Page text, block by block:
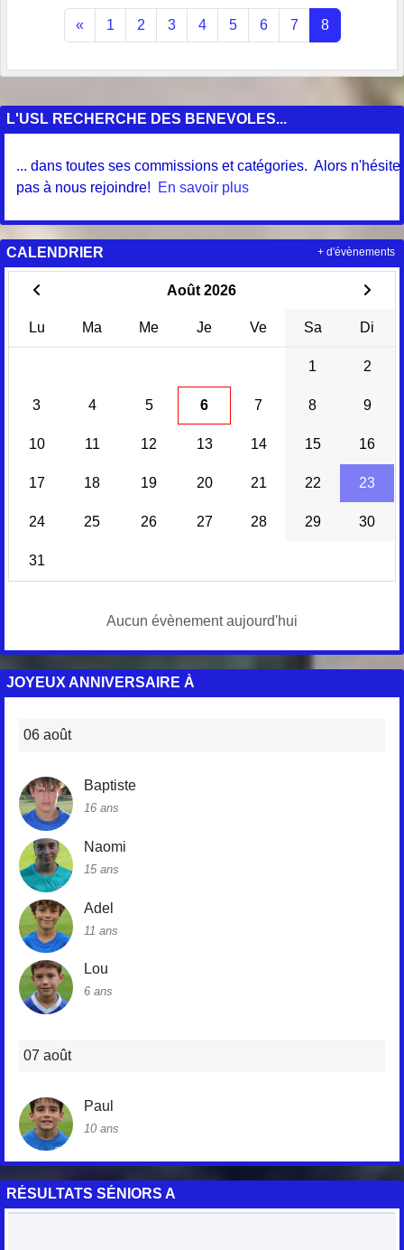
« 1 2 3 4 5 6 7 8
L'USL RECHERCHE DES BENEVOLES...
dans toutes ses commissions et catégories. Alors n'hésitez
à nous rejoindre! En savoir plus
CALENDRIER
Août 2026
Lu Ma Me Je Ve Sa Di
1 2
3 4 5 6 7 8 9
10 11 12 13 14 15 16
17 18 19 20 21 22 23
24 25 26 27 28 29 30
31
Aucun évènement aujourd'hui
+ d'évènements
JOYEUX ANNIVERSAIRE À
06 août
Baptiste
16 ans
Naomi
15 ans
Adel
11 ans
Lou
6 ans
07 août
Paul
10 ans
RÉSULTATS SÉNIORS A